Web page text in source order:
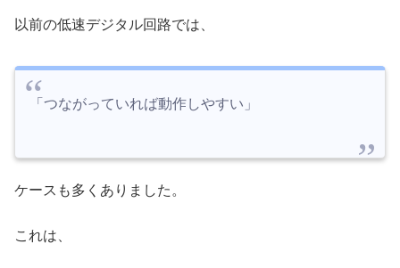
以前の低速デジタル回路では、
「つながっていれば動作しやすい」
ケースも多くありました。
これは、